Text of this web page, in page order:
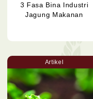
3 Fasa Bina Industri
Jagung Makanan
Artikel